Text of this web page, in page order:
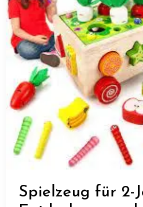
Spielzeug für 2-